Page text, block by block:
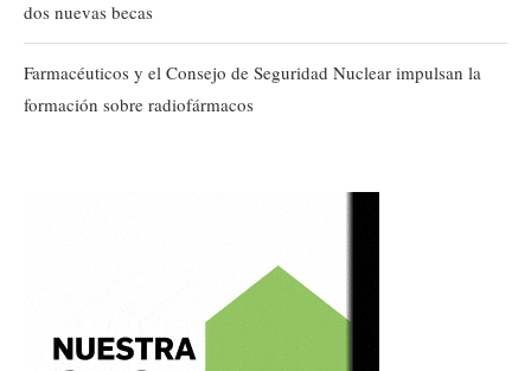
dos nuevas becas
Farmacéuticos y el Consejo de Seguridad Nuclear impulsan la
formación sobre radiofármacos